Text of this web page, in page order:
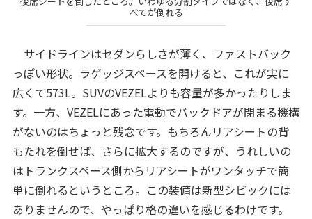
べてが倒れる
サイドラインはセダンらしさが薄く、ファストバック
っぽい形状。ラゲッジスペースを開けると、これが実に
広くて573L。SUVのVEZELよりも容量が多かったりしま
す。一方、VEZELにあった電動でバックドアが閉まる機構
がないのはちょっと残念です。もちろんリアシートの背
もたれを倒せば、さらに拡大するのですが、うれしいの
はトランクスペース側からリアシートがワンタッチで簡
単に倒れるというところ。この装備は新型シビックには
ありませんので、やっぱり格の違いを感じるわけです。